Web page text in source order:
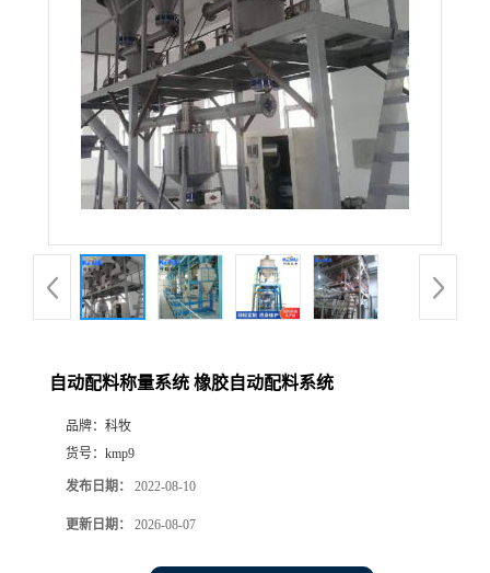
自动配料称量系统 橡胶自动配料系统
品牌： 科牧
货号： kmp9
发布日期： 2022-08-10
更新日期： 2026-08-07